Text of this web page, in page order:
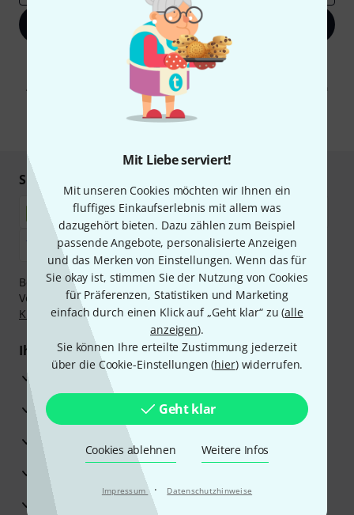
Mit Liebe serviert!
Mit unseren Cookies möchten wir Ihnen ein
fluffiges Einkaufserlebnis mit allem was
dazugehört bieten. Dazu zählen zum Beispiel
passende Angebote, personalisierte Anzeigen
und das Merken von Einstellungen. Wenn das für
Sie okay ist, stimmen Sie der Nutzung von Cookies
für Präferenzen, Statistiken und Marketing
einfach durch einen Klick auf „Geht klar“ zu (alle
anzeigen).
Sie können Ihre erteilte Zustimmung jederzeit
über die Cookie-Einstellungen (hier) widerrufen.
Geht klar
Cookies ablehnen Weitere Infos
Impressum · Datenschutzhinweise
Jetzt anmelden
Mit Klick auf „Jetzt anmelden“ stimmen Sie dem Erhalt von E-Mail-
Werbung und einer Messung des E-Mail-Nutzungsverhaltens zu. Die
Abmeldung ist jederzeit möglich. Weitere Informationen finden Sie in
unserenDatenschutzhinweisen
* Pflichtfeld
Sicher einkaufen & bezahlen
Bezahlen Sie vertraulich und sicher per Nachnahme,
Vorkasse, PayPal, Amazon Pay,Klarna Sofort bezahlen
Klarna Ratenzahlungoder Kreditkarte.
Ihre Vorteile
3 Jahre Thomann Garantie
30 Tage Money-Back-Garantie
Beratung durch Fachexperten
Zufriedenheitsgarantie